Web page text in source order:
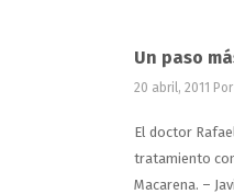
Un paso
20 abril, 2011
El doctor
tratamiento
Macarena. –